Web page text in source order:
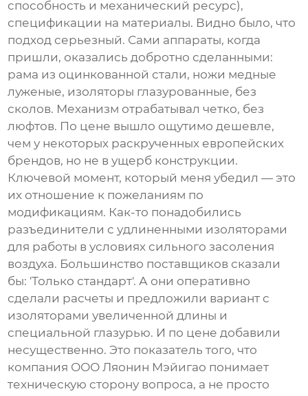
способность и механический ресурс),
спецификации на материалы. Видно было, что
подход серьезный. Сами аппараты, когда
пришли, оказались добротно сделанными:
рама из оцинкованной стали, ножи медные
луженые, изоляторы глазурованные, без
сколов. Механизм отрабатывал четко, без
люфтов. По цене вышло ощутимо дешевле,
чем у некоторых раскрученных европейских
брендов, но не в ущерб конструкции.
Ключевой момент, который меня убедил — это
их отношение к пожеланиям по
модификациям. Как-то понадобились
разъединители с удлиненными изоляторами
для работы в условиях сильного засоления
воздуха. Большинство поставщиков сказали
бы: 'Только стандарт'. А они оперативно
сделали расчеты и предложили вариант с
изоляторами увеличенной длины и
специальной глазурью. И по цене добавили
несущественно. Это показатель того, что
компания ООО Ляонин Мэйигао понимает
техническую сторону вопроса, а не просто